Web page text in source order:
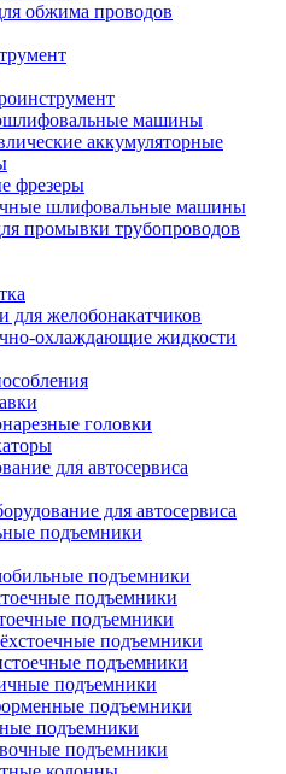
обжима проводов
машины
аккумуляторные
фрезеры
шлифовальные машины
промывки трубопроводов
для желобонакатчиков
охлаждающие жидкости
головки
для автосервиса
для автосервиса
подъемники
подъемники
подъемники
подъемники
подъемники
подъемники
подъемники
подъемники
подъемники
подъемники